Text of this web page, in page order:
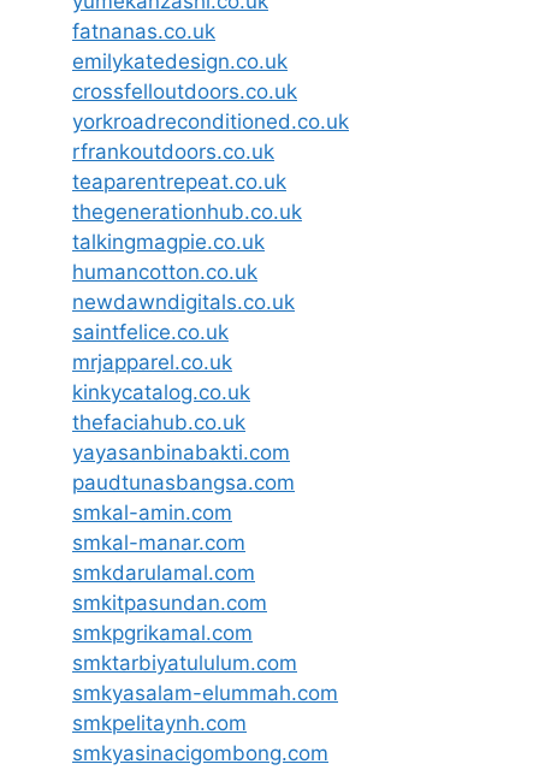
fatnanas.co.uk
emilykatedesign.co.uk
crossfelloutdoors.co.uk
yorkroadreconditioned.co.uk
rfrankoutdoors.co.uk
teaparentrepeat.co.uk
thegenerationhub.co.uk
talkingmagpie.co.uk
humancotton.co.uk
newdawndigitals.co.uk
saintfelice.co.uk
mrjapparel.co.uk
kinkycatalog.co.uk
thefaciahub.co.uk
yayasanbinabakti.com
paudtunasbangsa.com
smkal-amin.com
smkal-manar.com
smkdarulamal.com
smkitpasundan.com
smkpgrikamal.com
smktarbiyatululum.com
smkyasalam-elummah.com
smkpelitaynh.com
smkyasinacigombong.com